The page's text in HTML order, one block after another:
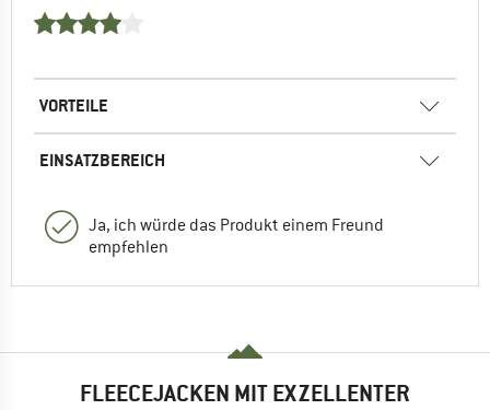
VORTEILE
EINSATZBEREICH
Ja, ich würde das Produkt einem Freund
empfehlen
FLEECEJACKEN MIT EXZELLENTER